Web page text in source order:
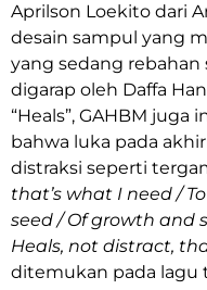
Aprilson Loekito dari
desain sampul yang
yang sedang
digarap oleh Daffa
“Heals”, GAHBM
bahwa luka pada
distraksi seperti
that’s what I need /
seed / Of growth and
Heals, not distract,
ditemukan pada lagu